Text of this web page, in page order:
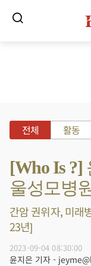
전체 활동
[Who Is ?]
울성모병
간암 권위자, 미래
23년]
2023-09-04 08:30:00
윤지은 기자 -